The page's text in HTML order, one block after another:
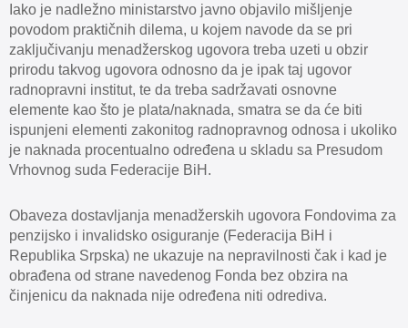
Iako je nadležno ministarstvo javno objavilo mišljenje
povodom praktičnih dilema, u kojem navode da se pri
zaključivanju menadžerskog ugovora treba uzeti u obzir
prirodu takvog ugovora odnosno da je ipak taj ugovor
radnopravni institut, te da treba sadržavati osnovne
elemente kao što je plata/naknada, smatra se da će biti
ispunjeni elementi zakonitog radnopravnog odnosa i ukoliko
je naknada procentualno određena u skladu sa Presudom
Vrhovnog suda Federacije BiH.
Obaveza dostavljanja menadžerskih ugovora Fondovima za
penzijsko i invalidsko osiguranje (Federacija BiH i
Republika Srpska) ne ukazuje na nepravilnosti čak i kad je
obrađena od strane navedenog Fonda bez obzira na
činjenicu da naknada nije određena niti odrediva.